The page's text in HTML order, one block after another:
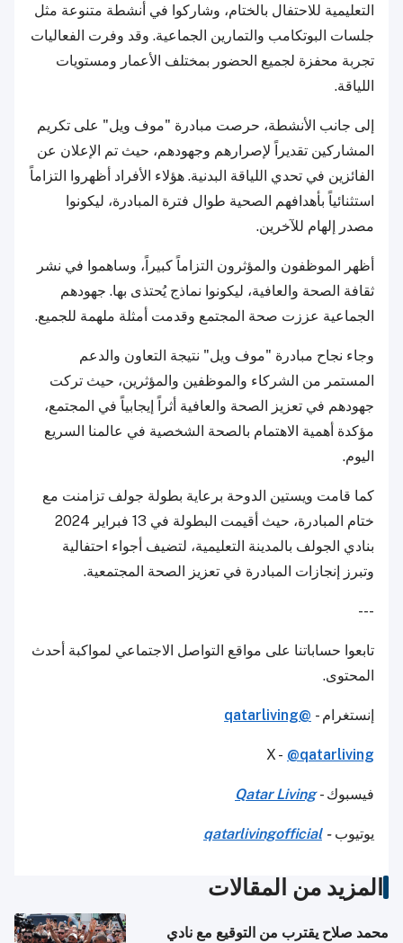
التعليمية للاحتفال بالختام، وشاركوا في أنشطة متنوعة مثل
جلسات البوتكامب والتمارين الجماعية. وقد وفرت الفعاليات
تجربة محفزة لجميع الحضور بمختلف الأعمار ومستويات
اللياقة.
إلى جانب الأنشطة، حرصت مبادرة "موف ويل" على تكريم
المشاركين تقديراً لإصرارهم وجهودهم، حيث تم الإعلان عن
الفائزين في تحدي اللياقة البدنية. هؤلاء الأفراد أظهروا التزاماً
استثنائياً بأهدافهم الصحية طوال فترة المبادرة، ليكونوا
مصدر إلهام للآخرين.
أظهر الموظفون والمؤثرون التزاماً كبيراً، وساهموا في نشر
ثقافة الصحة والعافية، ليكونوا نماذج يُحتذى بها. جهودهم
الجماعية عززت صحة المجتمع وقدمت أمثلة ملهمة للجميع.
وجاء نجاح مبادرة "موف ويل" نتيجة التعاون والدعم
المستمر من الشركاء والموظفين والمؤثرين، حيث تركت
جهودهم في تعزيز الصحة والعافية أثراً إيجابياً في المجتمع،
مؤكدة أهمية الاهتمام بالصحة الشخصية في عالمنا السريع
اليوم.
كما قامت ويستين الدوحة برعاية بطولة جولف تزامنت مع
ختام المبادرة، حيث أقيمت البطولة في 13 فبراير 2024
بنادي الجولف بالمدينة التعليمية، لتضيف أجواء احتفالية
وتبرز إنجازات المبادرة في تعزيز الصحة المجتمعية.
---
تابعوا حساباتنا على مواقع التواصل الاجتماعي لمواكبة أحدث
المحتوى.
إنستغرام - @qatarliving
X - @qatarliving
فيسبوك -Qatar Living
يوتيوب-
qatarlivingofficial
المزيد من المقالات
محمد صلاح يقترب من التوقيع مع نادي